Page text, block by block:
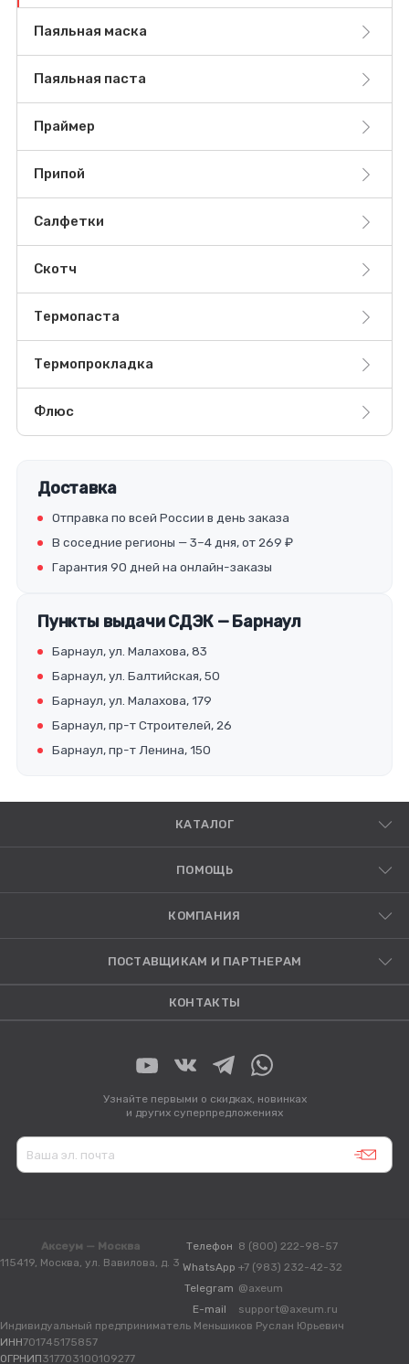
Паяльная маска
Паяльная паста
Праймер
Припой
Салфетки
Скотч
Термопаста
Термопрокладка
Флюс
Доставка
Отправка по всей России в день заказа
В соседние регионы — 3–4 дня, от 269 ₽
Гарантия 90 дней на онлайн-заказы
Пункты выдачи СДЭК — Барнаул
Барнаул, ул. Малахова, 83
Барнаул, ул. Балтийская, 50
Барнаул, ул. Малахова, 179
Барнаул, пр-т Строителей, 26
Барнаул, пр-т Ленина, 150
КАТАЛОГ
ПОМОЩЬ
КОМПАНИЯ
ПОСТАВЩИКАМ И ПАРТНЕРАМ
КОНТАКТЫ
Узнайте первыми о скидках, новинках
и других суперпредложениях
Аксеум — Москва
115419, Москва, ул. Вавилова, д. 3
Телефон 8 (800) 222-98-57
WhatsApp +7 (983) 232-42-32
Telegram @axeum
E-mail
support@axeum.ru
Индивидуальный предприниматель Меньшиков Руслан Юрьевич
ИНН701745175857
ОГРНИП317703100109277